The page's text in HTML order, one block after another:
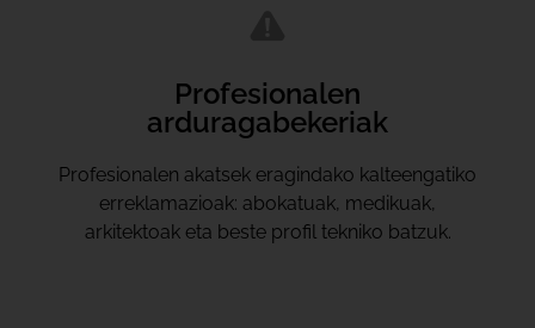
Profesionalen
arduragabekeriak
Profesionalen akatsek eragindako kalteengatiko
erreklamazioak: abokatuak, medikuak,
arkitektoak eta beste profil tekniko batzuk.